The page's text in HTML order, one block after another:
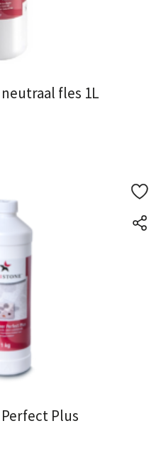
fles 1L
Plus